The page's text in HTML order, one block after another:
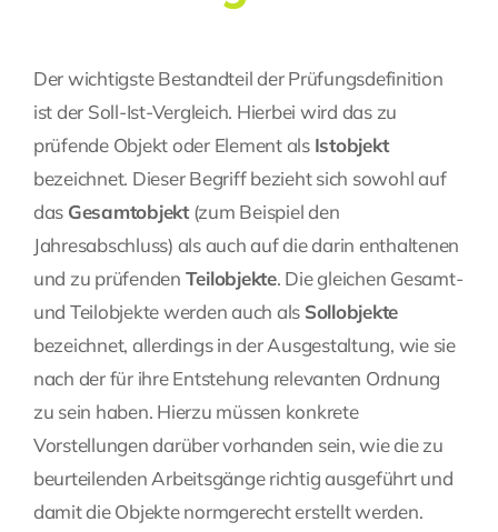
Der wichtigste Bestandteil der Prüfungsdefinition
ist der Soll-Ist-Vergleich. Hierbei wird das zu
prüfende Objekt oder Element als Istobjekt
bezeichnet. Dieser Begriff bezieht sich sowohl auf
das Gesamtobjekt(zum Beispiel den
Jahresabschluss) als auch auf die darin enthaltenen
und zu prüfenden Teilobjekte. Die gleichen Gesamt-
und Teilobjekte werden auch als Sollobjekte
bezeichnet, allerdings in der Ausgestaltung, wie sie
nach der für ihre Entstehung relevanten Ordnung
zu sein haben. Hierzu müssen konkrete
Vorstellungen darüber vorhanden sein, wie die zu
beurteilenden Arbeitsgänge richtig ausgeführt und
damit die Objekte normgerecht erstellt werden.